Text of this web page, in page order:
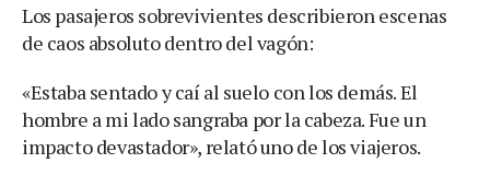
Los pasajeros sobrevivientes describieron escenas
de caos absoluto dentro del vagón:
«Estaba sentado y caí al suelo con los demás. El
hombre a mi lado sangraba por la cabeza. Fue un
impacto devastador», relató uno de los viajeros.